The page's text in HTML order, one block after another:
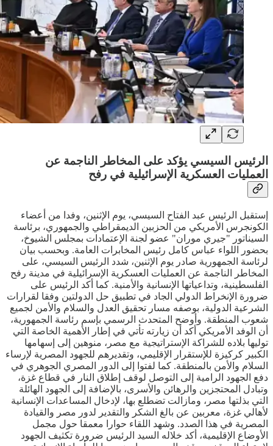
الرئيس السيسي يؤكد على المخاطر الناجمة عن
العمليات العسكرية الإسرائيلية في رفح
إستقبل الرئيس عبد الفتاح السيسي، يوم الإثنين، وفدا من أعضاء
الكونجرس الأمريكي من الحزبين الديمقراطي والجمهوري، برئاسة
السيناتور "جيري موران" عضو لجنة الإعتمادات بمجلس الشيوخ،
بحضور اللواء عباس كامل رئيس المخابرات العامة. وبحسب بيان
لرئاسة الجمهورية صادر يوم الإثنين، شدد الرئيس السيسي، على
المخاطر الناجمة عن العمليات العسكرية الإسرائيلية في مدينة رفح
الفلسطينية، وتداعياتها الإنسانية والأمنية. كما أكد الرئيس على
ضرورة الإنخراط الدولي الجاد في تطبيق حل الدولتين وفقا لقرارات
الشرعية الدولية، بوصفه مسار تحقيق العدل والسلام والأمن لجميع
شعوب المنطقة. وأوضح المتحدث الرسمي بإسم رئاسة الجمهورية،
أن الوفد الأمريكي أكد أن زيارته تأتي في إطار الأهمية الخاصة التي
توليها بلاده للشراكة الإستراتيجية مع مصر، منوهين إلى إسهامها
الكبير كركيزة للإستقرار الإقليمي، وتقديرهم للجهود المصرية لإرساء
السلام والأمن بالمنطقة. كما لفتوا إلى الدور المصري الجوهري في
دفع الجهود الرامية إلى التوصل لوقف إطلاق النار في قطاع غزة،
وتبادل المحتجزين والرهائن والأسرى، بالإضافة إلى الجهود الهائلة
التي بذلتها مصر، ومازالت تضطلع بها، لإدخال المساعدات الإنسانية
لأهالي غزة، معربين عن بالغ الشكر والتقدير لدور مصر والقيادة
المصرية في هذا الصدد. وشهد اللقاء حوارا معمقا حول مجمل
الأوضاع الإقليمية، أكد خلاله السيد الرئيس ضرورة تكثيف الجهود